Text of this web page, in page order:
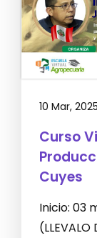
10 Mar, 2025
Curso
Cuyes
Inicio: 03
(LLEVALO